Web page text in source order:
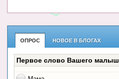
ОПРОС НОВОЕ В БЛОГАХ